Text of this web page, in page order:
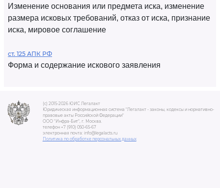
Изменение основания или предмета иска, изменение
размера исковых требований, отказ от иска, признание
иска, мировое соглашение
ст. 125 АПК РФ
Форма и содержание искового заявления
(c) 2015-2026 ЮИС Легалакт
Юридическая информационная система "Легалакт - законы, кодексы и нормативно-
правовые акты Российской Федерации"
ООО "Инфра-Бит", г. Москва.
телефон +7 (910) 050-65-67
электронная почта: info@legalacts.ru
Политика по обработке персональных данных